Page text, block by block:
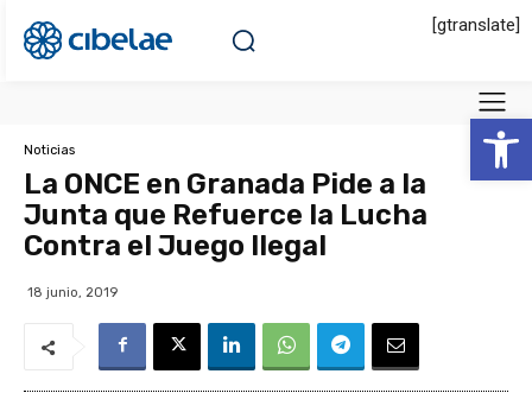
Abrir
[gtranslate]
Noticias
La ONCE en Granada Pide a la
Junta que Refuerce la Lucha
Contra el Juego Ilegal
18 junio, 2019